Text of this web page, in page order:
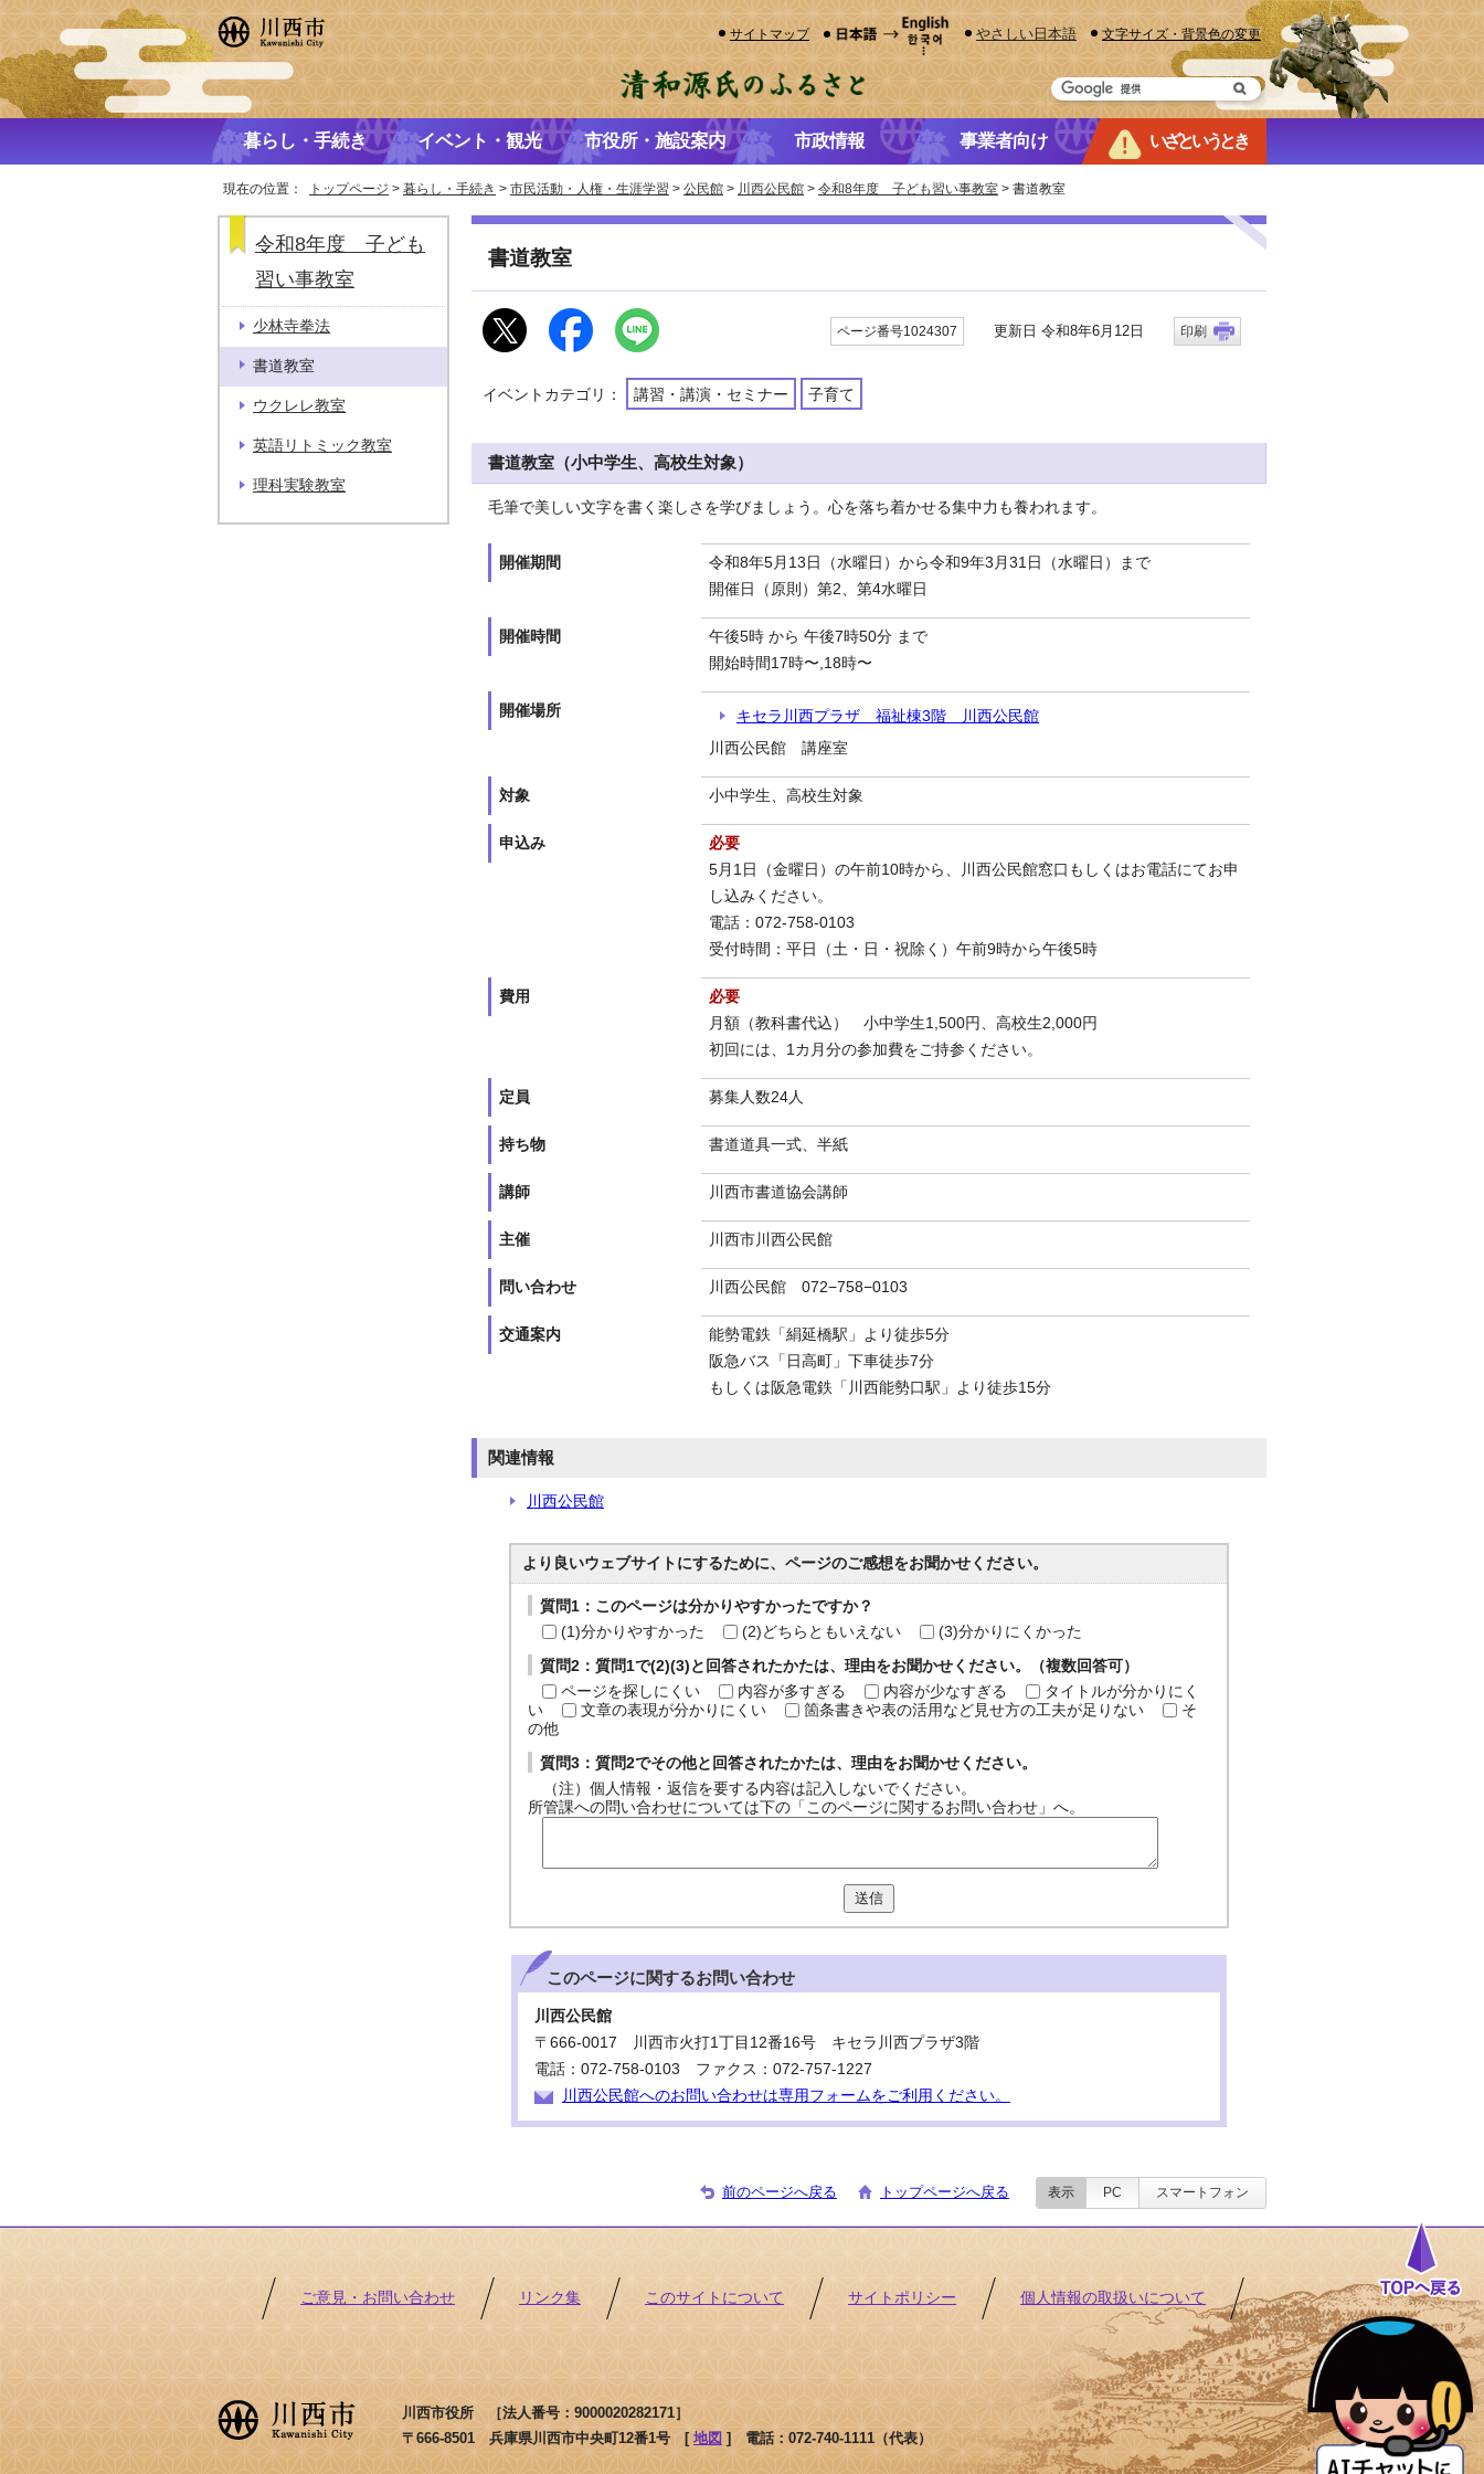
サイトマップ やさしい日本語 文字サイズ・背景色の変更
暮らし・手続き イベント・観光 市役所・施設案内 市政情報 事業者向け いざというとき
現在の位置： トップページ > 暮らし・手続き > 市民活動・人権・生涯学習 > 公民館 > 川西公民館 > 令和8年度 子ども習い事教室 > 書道教室
書道教室
ページ番号1024307 更新日 令和8年6月12日 印刷
イベントカテゴリ： 講習・講演・セミナー 子育て
書道教室（小中学生、高校生対象）
毛筆で美しい文字を書く楽しさを学びましょう。心を落ち着かせる集中力も養われます。
開催期間
令和8年5月13日（水曜日）から令和9年3月31日（水曜日）まで
開催日（原則）第2、第4水曜日
開催時間
午後5時 から 午後7時50分 まで
開始時間17時〜,18時〜
開催場所
キセラ川西プラザ 福祉棟3階 川西公民館
川西公民館 講座室
対象 小中学生、高校生対象
申込み
必要
5月1日（金曜日）の午前10時から、川西公民館窓口もしくはお電話にてお申
し込みください。
電話：072-758-0103
受付時間：平日（土・日・祝除く）午前9時から午後5時
費用
必要
月額（教科書代込） 小中学生1,500円、高校生2,000円
初回には、1カ月分の参加費をご持参ください。
定員 募集人数24人
持ち物 書道道具一式、半紙
講師 川西市書道協会講師
主催 川西市川西公民館
問い合わせ 川西公民館 072−758−0103
交通案内
能勢電鉄「絹延橋駅」より徒歩5分
阪急バス「日高町」下車徒歩7分
もしくは阪急電鉄「川西能勢口駅」より徒歩15分
関連情報
川西公民館
より良いウェブサイトにするために、ページのご感想をお聞かせください。
質問1：このページは分かりやすかったですか？
(1)分かりやすかった
(2)どちらともいえない (3)分かりにくかった
質問2：質問1で(2)(3)と回答されたかたは、理由をお聞かせください。（複数回答可）
ページを探しにくい
内容が多すぎる 内容が少なすぎる
タイトルが分かりにく
い
文章の表現が分かりにくい 箇条書きや表の活用など見せ方の工夫が足りない
そ
の他
質問3：質問2でその他と回答されたかたは、理由をお聞かせください。
（注）個人情報・返信を要する内容は記入しないでください。
所管課への問い合わせについては下の「このページに関するお問い合わせ」へ。
送信
このページに関するお問い合わせ
川西公民館
〒666-0017 川西市火打1丁目12番16号 キセラ川西プラザ3階
電話：072-758-0103 ファクス：072-757-1227
川西公民館へのお問い合わせは専用フォームをご利用ください。
令和8年度 子ども
習い事教室
少林寺拳法
書道教室
ウクレレ教室
英語リトミック教室
理科実験教室
前のページへ戻る トップページへ戻る 表示 PC スマートフォン
ご意見・お問い合わせ リンク集 このサイトについて サイトポリシー 個人情報の取扱いについて
川西市役所 ［法人番号：9000020282171］
〒666-8501 兵庫県川西市中央町12番1号 [地図 ]電話：072-740-1111（代表）